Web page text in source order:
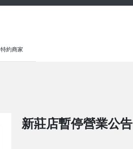
特約商家
新莊店暫停營業公告